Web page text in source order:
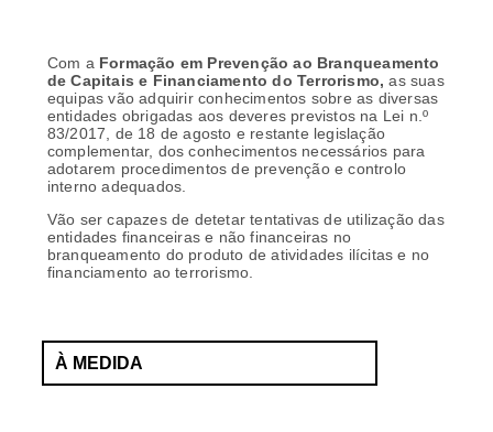
Com a Formação em Prevenção ao Branqueamento
de Capitais e Financiamento do Terrorismo, as suas
equipas vão adquirir conhecimentos sobre as diversas
entidades obrigadas aos deveres previstos na Lei n.º
83/2017, de 18 de agosto e restante legislação
complementar, dos conhecimentos necessários para
adotarem procedimentos de prevenção e controlo
interno adequados.
Vão ser capazes de detetar tentativas de utilização das
entidades financeiras e não financeiras no
branqueamento do produto de atividades ilícitas e no
financiamento ao terrorismo.
À MEDIDA